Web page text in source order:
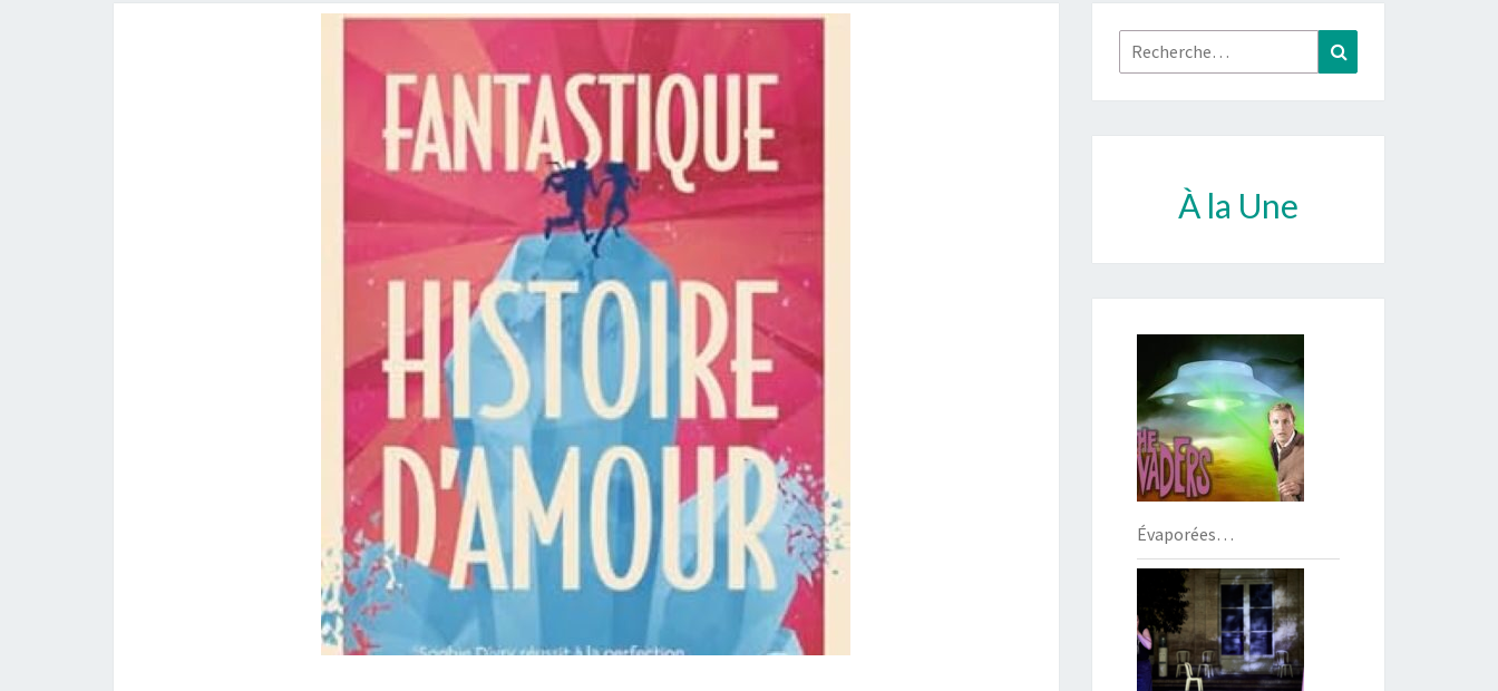
Rechercher :
À la Une
Évaporées…